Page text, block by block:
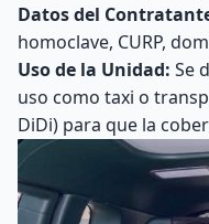
Datos del
homoclave, CURP,
Uso de la Unidad: Se
uso como taxi o
DiDi) para que la